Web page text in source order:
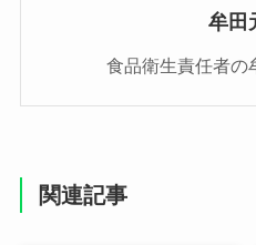
牟田
食品衛生責任者の
関連記事